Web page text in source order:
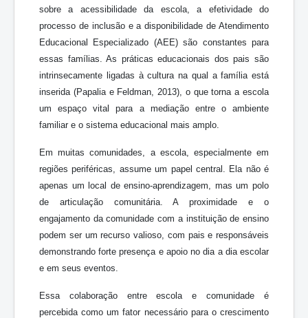
sobre a acessibilidade da escola, a efetividade do
processo de inclusão e a disponibilidade de Atendimento
Educacional Especializado (AEE) são constantes para
essas famílias. As práticas educacionais dos pais são
intrinsecamente ligadas à cultura na qual a família está
inserida (Papalia e Feldman, 2013), o que torna a escola
um espaço vital para a mediação entre o ambiente
familiar e o sistema educacional mais amplo.
Em muitas comunidades, a escola, especialmente em
regiões periféricas, assume um papel central. Ela não é
apenas um local de ensino-aprendizagem, mas um polo
de articulação comunitária. A proximidade e o
engajamento da comunidade com a instituição de ensino
podem ser um recurso valioso, com pais e responsáveis
demonstrando forte presença e apoio no dia a dia escolar
e em seus eventos.
Essa colaboração entre escola e comunidade é
percebida como um fator necessário para o crescimento